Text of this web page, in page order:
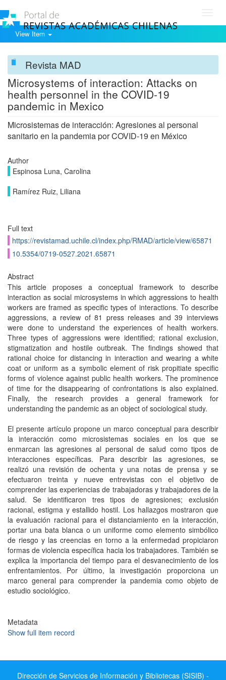
View Item
Revista MAD
Microsystems of interaction: Attacks on
health personnel in the COVID-19
pandemic in Mexico
Microsistemas de interacción: Agresiones al personal
sanitario en la pandemia por COVID-19 en México
Author
Espinosa Luna, Carolina
Ramírez Ruiz, Liliana
Full text
https://revistamad.uchile.cl/index.php/RMAD/article/view/65871
10.5354/0719-0527.2021.65871
Abstract
This article proposes a conceptual framework to describe
interaction as social microsystems in which aggressions to health
workers are framed as specific types of interactions. To describe
aggressions, a review of 81 press releases and 39 interviews
were done to understand the experiences of health workers.
Three types of aggressions were identified; rational exclusion,
stigmatization and hostile outbreak. The findings showed that
rational choice for distancing in interaction and wearing a white
coat or uniform as a symbolic element of risk propitiate specific
forms of violence against public health workers. The prominence
of time for the disappearing of confrontations is also explained.
Finally, the research provides a general framework for
understanding the pandemic as an object of sociological study.
El presente artículo propone un marco conceptual para describir
la interacción como microsistemas sociales en los que se
enmarcan las agresiones al personal de salud como tipos de
interacciones específicas. Para describir las agresiones, se
realizó una revisión de ochenta y una notas de prensa y se
efectuaron treinta y nueve entrevistas con el objetivo de
comprender las experiencias de trabajadoras y trabajadores de la
salud. Se identificaron tres tipos de agresiones; exclusión
racional, estigma y estallido hostil. Los hallazgos mostraron que
la evaluación racional para el distanciamiento en la interacción,
portar una bata blanca o un uniforme como elemento simbólico
de riesgo y las creencias en torno a la enfermedad propiciaron
formas de violencia específica hacia los trabajadores. También se
explica la importancia del tiempo para el desvanecimiento de los
enfrentamientos. Por último, la investigación proporciona un
marco general para comprender la pandemia como objeto de
estudio sociológico.
Metadata
Show full item record
Dirección de Servicios de Información y Bibliotecas (SISIB) -